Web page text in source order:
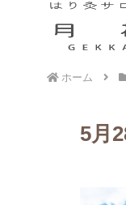
ホーム
5月